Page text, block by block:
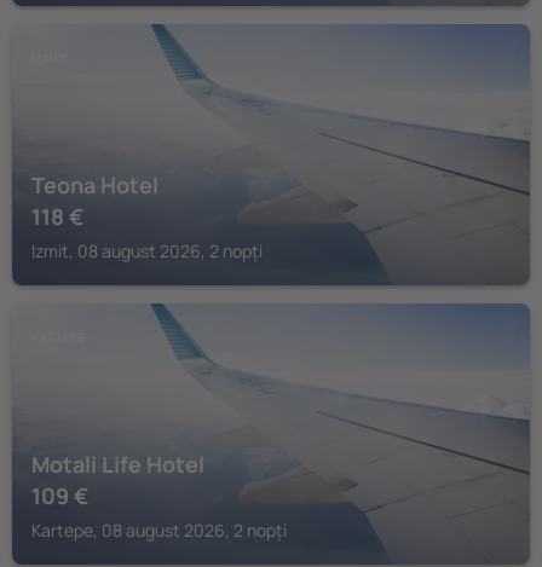
Teona Hotel
118 €
Izmit, 08 august 2026, 2 nopți
Motali Life Hotel
109 €
Kartepe, 08 august 2026, 2 nopți